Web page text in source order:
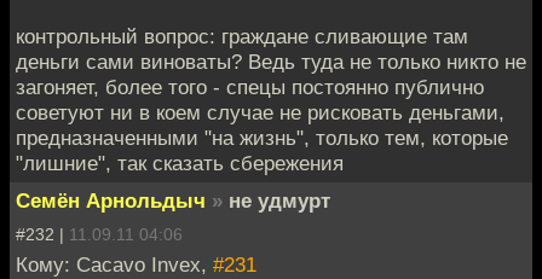
контрольный вопрос: граждане сливающие там
деньги сами виноваты? Ведь туда не только никто не
загоняет, более того - спецы постоянно публично
советуют ни в коем случае не рисковать деньгами,
предназначенными "на жизнь", только тем, которые
"лишние", так сказать сбережения
Семён Арнольдыч » не удмурт
#232 | 11.09.11 04:06
Кому: Cacavo Invex, #231